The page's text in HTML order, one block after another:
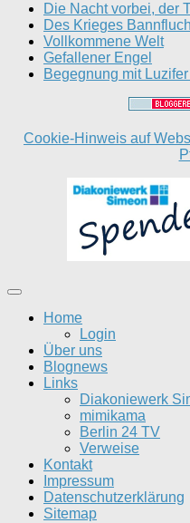
Die Nacht vorbei, der
Des Krieges Bannfluch
Vollkommene Welt
Gefallener Engel
Begegnung mit
Cookie-Hinweis auf
Home
Login
Über uns
Blognews
Links
Diakoniewerk
mimikama
Berlin 24 TV
Verweise
Kontakt
Impressum
Datenschutzerklärung
Sitemap